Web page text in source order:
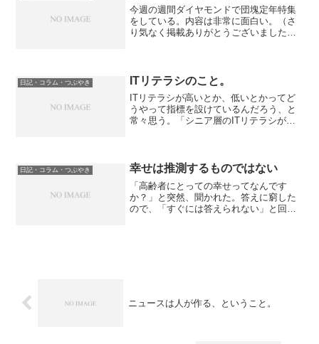
今週の週間ダイヤモンドで団塊定年特集
をしている。内容は非常に面白い。（さ
り気なく掲載ありがとうございました。
「げそっ」としている気がし...
日記・コラム・つぶやき ITリテラシのこと。
ITリテラシが高いとか、低いとかってど
うやって指標を設けているんだろう、と
常々思う。「シニア層のITリテラシがあ
う。まず、私が「リ...
日記・コラム・つぶやき 幸せは推測するものではない
「高齢者にとっての幸せってなんです
か？」と突然、聞かれた。答えに窮した
ので、「すぐには答えられない」と回答
ニュースは人が作る、ということ。